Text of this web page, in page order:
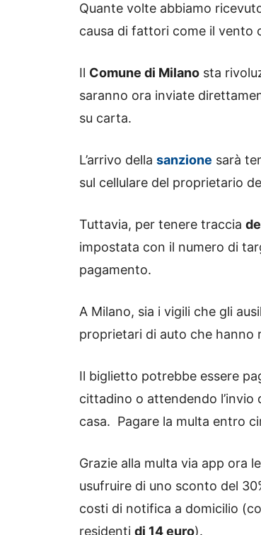
Quante volte abbiamo
causa di fattori come il vento
Il Comune di Milano sta
saranno ora inviate
su carta.
L’arrivo della sanzione sarà
sul cellulare del proprietario
Tuttavia, per tenere traccia
impostata con il numero di
pagamento.
A Milano, sia i vigili che gli
proprietari di auto che hanno
Il biglietto potrebbe essere
cittadino o attendendo
casa. Pagare la multa entro
Grazie alla multa via app ora
usufruire di uno sconto del
costi di notifica a domicilio
residenti di 14 euro).